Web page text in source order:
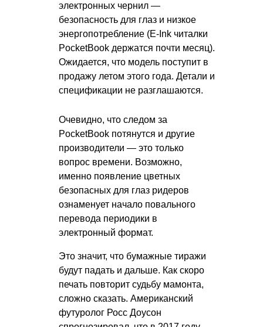
электронных чернил —
безопасность для глаз и низкое
энергопотребление (E-Ink читалки
PocketBook держатся почти месяц).
Ожидается, что модель поступит в
продажу летом этого года. Детали и
спецификации не разглашаются.
Очевидно, что следом за
PocketBook потянутся и другие
производители — это только
вопрос времени. Возможно,
именно появление цветных
безопасных для глаз ридеров
ознаменует начало повального
перевода периодики в
электронный формат.
Это значит, что бумажные тиражи
будут падать и дальше. Как скоро
печать повторит судьбу мамонта,
сложно сказать. Американский
футуролог Росс Доусон